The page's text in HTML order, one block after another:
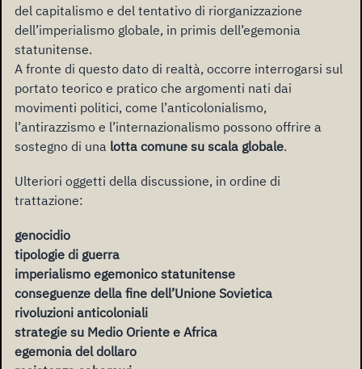
del capitalismo e del tentativo di riorganizzazione
dell’imperialismo globale, in primis dell’egemonia
statunitense.
A fronte di questo dato di realtà, occorre interrogarsi sul
portato teorico e pratico che argomenti nati dai
movimenti politici, come l’anticolonialismo,
l’antirazzismo e l’internazionalismo possono offrire a
sostegno di una lotta comune su scala globale.
Ulteriori oggetti della discussione, in ordine di
trattazione:
genocidio
tipologie di guerra
imperialismo egemonico statunitense
conseguenze della fine dell’Unione Sovietica
rivoluzioni anticoloniali
strategie su Medio Oriente e Africa
egemonia del dollaro